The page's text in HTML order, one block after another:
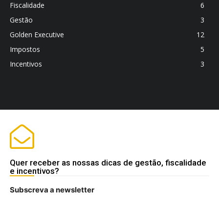
Fiscalidade
6
Gestão
3
Golden Executive
12
Impostos
5
Incentivos
3
Quer receber as nossas dicas de gestão, fiscalidade
e incentivos?
Subscreva a newsletter